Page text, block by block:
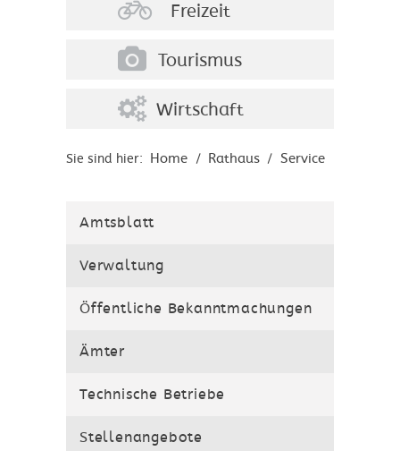
Freizeit
Tourismus
Wirtschaft
Sie sind hier: Home / Rathaus / Service
Amtsblatt
Verwaltung
Öffentliche Bekanntmachungen
Ämter
Technische Betriebe
Stellenangebote